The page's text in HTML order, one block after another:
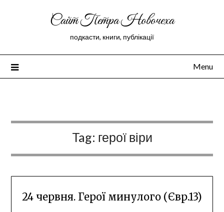
Сайт Петра Новочеха
подкасти, книги, публікації
Menu
Tag: герої віри
24 червня. Герої минулого (Євр.13)